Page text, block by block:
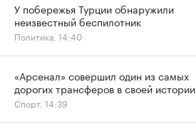
У побережья Турции обнаружили
неизвестный беспилотник
Политика, 14:40
«Арсенал» совершил один из самых
дорогих трансферов в своей истории
Спорт, 14:39